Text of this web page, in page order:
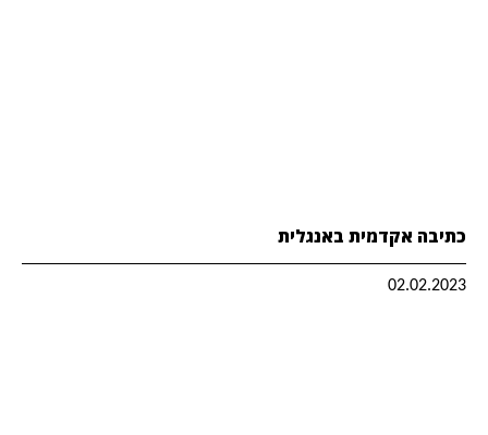
כתיבה אקדמית באנגלית
02.02.2023